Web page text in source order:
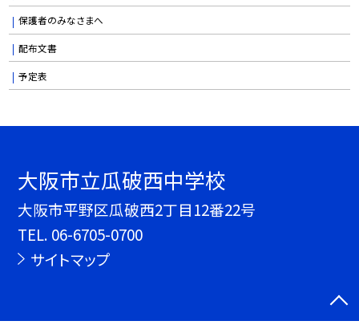
保護者のみなさまへ
配布文書
予定表
大阪市立瓜破西中学校
大阪市平野区瓜破西2丁目12番22号
TEL. 06-6705-0700
サイトマップ